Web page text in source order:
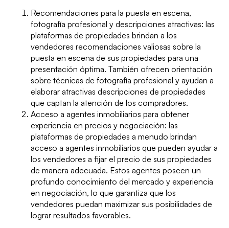
Recomendaciones para la puesta en escena,
fotografía profesional y descripciones atractivas: las
plataformas de propiedades brindan a los
vendedores recomendaciones valiosas sobre la
puesta en escena de sus propiedades para una
presentación óptima. También ofrecen orientación
sobre técnicas de fotografía profesional y ayudan a
elaborar atractivas descripciones de propiedades
que captan la atención de los compradores.
Acceso a agentes inmobiliarios para obtener
experiencia en precios y negociación: las
plataformas de propiedades a menudo brindan
acceso a agentes inmobiliarios que pueden ayudar a
los vendedores a fijar el precio de sus propiedades
de manera adecuada. Estos agentes poseen un
profundo conocimiento del mercado y experiencia
en negociación, lo que garantiza que los
vendedores puedan maximizar sus posibilidades de
lograr resultados favorables.